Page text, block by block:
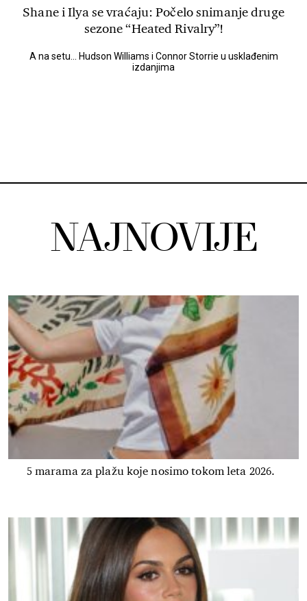
Shane i Ilya se vraćaju: Počelo snimanje druge
sezone “Heated Rivalry”!
A na setu... Hudson Williams i Connor Storrie u usklađenim
izdanjima
NAJNOVIJE
5 marama za plažu koje nosimo tokom leta 2026.